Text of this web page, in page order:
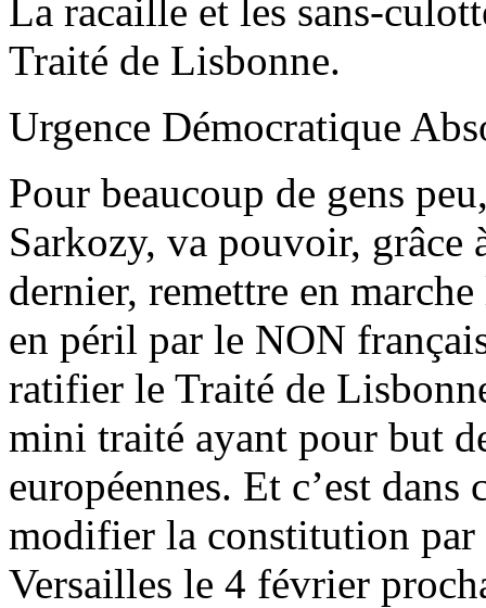
La racaille et les sans-
Traité de Lisbonne.
Urgence Démocratique
Pour beaucoup de gens
Sarkozy, va pouvoir, grâce
dernier, remettre en
en péril par le NON
ratifier le Traité de
mini traité ayant pour but
européennes. Et c’est
modifier la constitution par
Versailles le 4 février